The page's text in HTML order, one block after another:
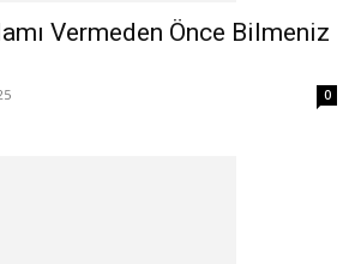
Vermeden Önce Bilmeniz
0